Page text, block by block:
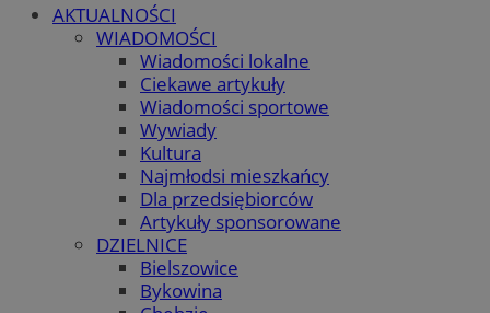
AKTUALNOŚCI
WIADOMOŚCI
Wiadomości lokalne
Ciekawe artykuły
Wiadomości sportowe
Wywiady
Kultura
Najmłodsi mieszkańcy
Dla przedsiębiorców
Artykuły sponsorowane
DZIELNICE
Bielszowice
Bykowina